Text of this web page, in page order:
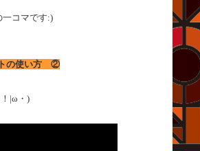
一コマです:)
トの使い方 ②
|ω・)